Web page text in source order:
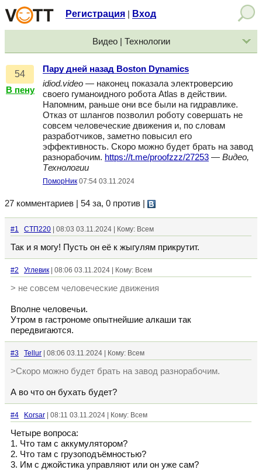
Регистрация Вход
Видео | Технологии
54
В пену
Пару дней назад Boston Dynamics
idiod.video — наконец показала электроверсию
своего гуманоидного робота Atlas в действии.
Напомним, раньше они все были на гидравлике.
Отказ от шлангов позволил роботу совершать не
совсем человеческие движения и, по словам
разработчиков, заметно повысил его
эффективность. Скоро можно будет брать на завод
разнорабочим. https://t.me/proofzzz/27253 — Видео,
Технологии
ПоморНик 07:54 03.11.2024
27 комментариев | 54 за, 0 против
#1 СТП220 | 08:03 03.11.2024 | Кому: Всем
Так и я могу! Пусть он её к жыгулям прикрутит.
#2 Углевик | 08:06 03.11.2024 | Кому: Всем
> не совсем человеческие движения
Вполне человечьи.
Утром в гастрономе опытнейшие алкаши так
передвигаются.
#3 Tellur | 08:06 03.11.2024 | Кому: Всем
>Скоро можно будет брать на завод разнорабочим.
А во что он бухать будет?
#4 Korsar | 08:11 03.11.2024 | Кому: Всем
Четыре вопроса:
1. Что там с аккумулятором?
2. Что там с грузоподъёмностью?
3. Им с джойстика управляют или он уже сам?